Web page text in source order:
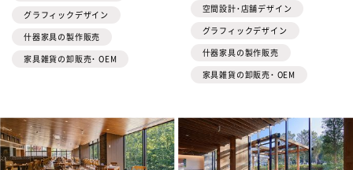
グラフィックデザイン
什器家具の製作販売
家具雑貨の卸販売・ OEM
空間設計・店舗デザイン
グラフィックデザイン
什器家具の製作販売
家具雑貨の卸販売・ OEM